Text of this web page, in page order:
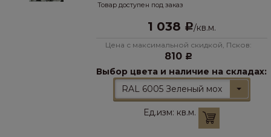
Товар доступен под заказ
1 038 Р/кв.м.
Цена с максимальной скидкой, Псков:
810 Р
Выбор цвета и наличие на складах:
RAL 6005 Зеленый мох
Ед.изм: кв.м.